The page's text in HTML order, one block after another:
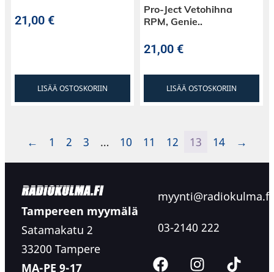
21,00€
LISÄÄ OSTOSKORIIN
Pro-Ject Vetohihna
RPM, Genie..
21,00€
LISÄÄ OSTOSKORIIN
← 1 2 3 … 10 11 12 13 14 →
Tampereen myymälä
Satamakatu 2
33200 Tampere
MA-PE 9-17
myynti@radiokulma.fi
03-2140 222